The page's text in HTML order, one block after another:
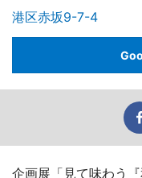
港区赤坂9-7-4
企画展「見て味わう